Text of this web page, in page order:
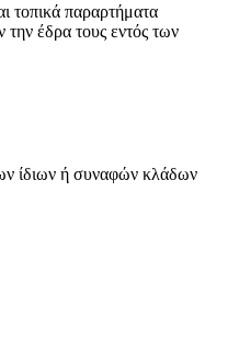
τοπικά παραρτήματα
έδρα τους εντός των
ίδιων ή συναφών κλάδων